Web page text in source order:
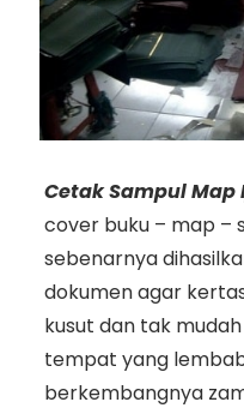
Cetak Sampul Map
cover buku – map –
sebenarnya
dokumen agar
kusut dan tak
tempat yang
berkembangnya